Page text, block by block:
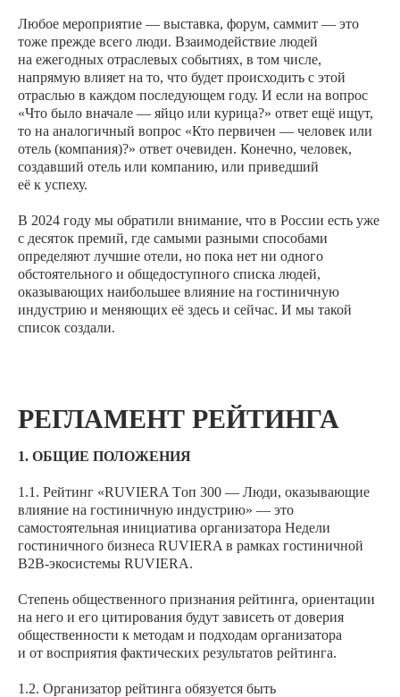
Любое мероприятие — выставка, форум, саммит — это
тоже прежде всего люди. Взаимодействие людей
на ежегодных отраслевых событиях, в том числе,
напрямую влияет на то, что будет происходить с этой
отраслью в каждом последующем году. И если на вопрос
«Что было вначале — яйцо или курица?» ответ ещё ищут,
то на аналогичный вопрос «Кто первичен — человек или
отель (компания)?» ответ очевиден. Конечно, человек,
создавший отель или компанию, или приведший
её к успеху.
В 2024 году мы обратили внимание, что в России есть уже
с десяток премий, где самыми разными способами
определяют лучшие отели, но пока нет ни одного
обстоятельного и общедоступного списка людей,
оказывающих наибольшее влияние на гостиничную
индустрию и меняющих её здесь и сейчас. И мы такой
список создали.
РЕГЛАМЕНТ РЕЙТИНГА
1. ОБЩИЕ ПОЛОЖЕНИЯ
1.1. Рейтинг «RUVIERA Tоп 300 — Люди, оказывающие
влияние на гостиничную индустрию» — это
самостоятельная инициатива организатора Недели
гостиничного бизнеса RUVIERA в рамках гостиничной
B2B-экосистемы RUVIERA.
Степень общественного признания рейтинга, ориентации
на него и его цитирования будут зависеть от доверия
общественности к методам и подходам организатора
и от восприятия фактических результатов рейтинга.
1.2. Организатор рейтинга обязуется быть